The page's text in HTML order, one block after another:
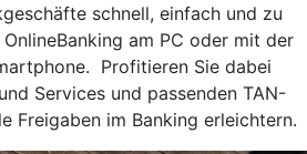
schnell, einfach und zu
am PC oder mit der
Profitieren Sie dabei
Services und passenden TAN-
Freigaben im Banking erleichtern.